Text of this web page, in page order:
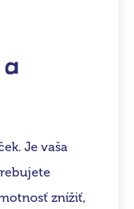
Je vaša
znížiť,